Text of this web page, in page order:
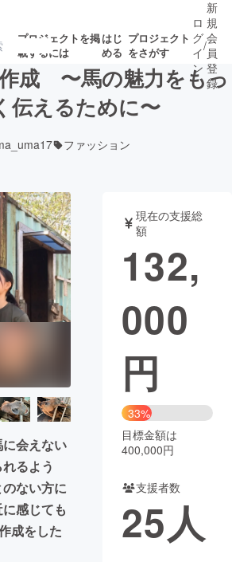
プロジェクトを掲
載するには
はじ
める
プロジェクト
をさがす
クト
ロジェクト
真 音楽
ー・ガジェット ゲーム・サ
・地域活性化
Social Good
CAMPFIRE Creation
さと納税
コミュニティ
ロ
グ
イ
ン
/
新
規
会
員
登
録
成 〜馬の魅力をもっ
伝えるために〜
ファッション
会えない
るよう
ない方に
感じても
成をした
現在の支援総
額
132,
000
円
33%
目標金額は
400,000円
支援者数
25人